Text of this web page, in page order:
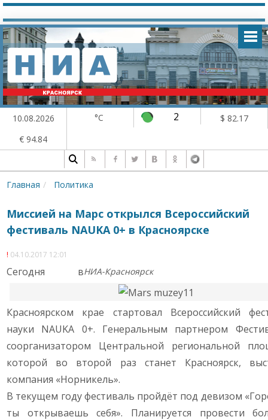
10.08.2026 °C 2
$ 82.17
€ 94.84
Главная Политика
Миссией на Марс открылся Всероссийский
фестиваль NAUKA 0+ в Красноярске
04.10.2017 12:01
НИА-Красноярск
Сегодня в
Красноярском крае стартовал Всероссийский
науки NAUKA 0+. Генеральным партнером
соорганизатором Центральной региональной
которой во второй раз станет Красноярск,
компания «Норникель».
В текущем году фестиваль пройдёт под девизом
ты открываешь себя». Планируется провести